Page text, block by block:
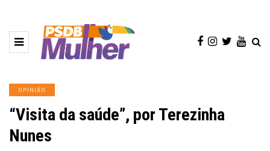
OPINIÃO
“Visita da saúde”, por Terezinha
Nunes